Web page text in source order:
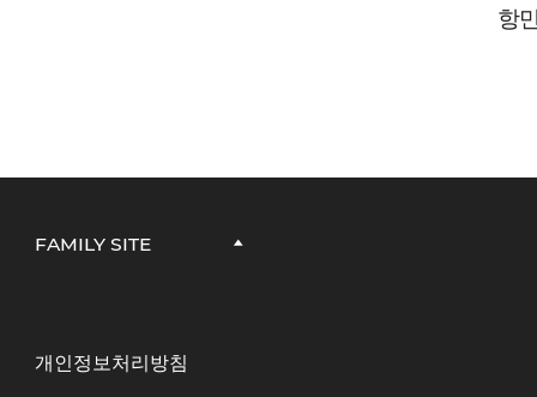
항
FAMILY SITE
개인정보처리방침